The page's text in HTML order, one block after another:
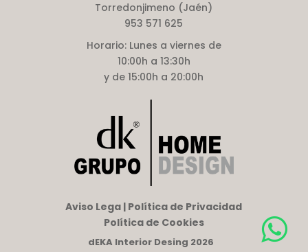
Torredonjimeno (Jaén)
953 571 625
Horario:Lunes a viernes de
10:00h a 13:30h
y de 15:00h a 20:00h
Aviso Lega | Política de Privacidad
Política de Cookies
dEKA Interior Desing 2026